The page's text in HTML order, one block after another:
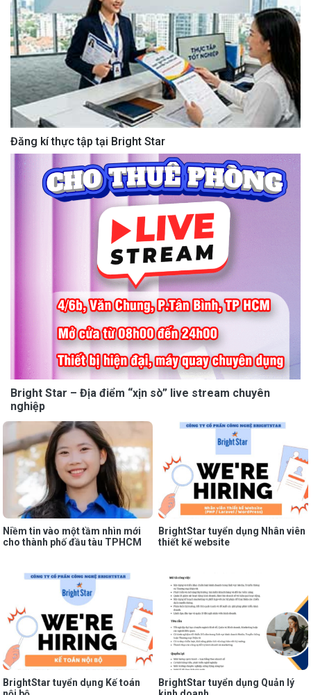
Đăng kí thực tập tại Bright Star
Bright Star – Địa điểm “xịn sò” live stream chuyên
nghiệp
Niềm tin vào một tầm nhìn mới
cho thành phố đầu tàu TPHCM
BrightStar tuyển dụng Nhân viên
thiết kế website
BrightStar tuyển dụng Kế toán
BrightStar tuyển dụng Quản lý